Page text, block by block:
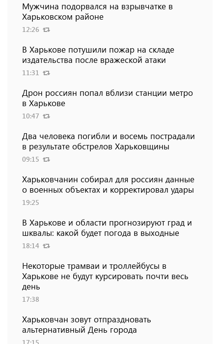
Мужчина подорвался на взрывчатке в
Харьковском районе
12:26
В Харькове потушили пожар на складе
издательства после вражеской атаки
11:31
Дрон россиян попал вблизи станции метро
в Харькове
10:47
Два человека погибли и восемь пострадали
в результате обстрелов Харьковщины
09:15
Харьковчанин собирал для россиян данные
о военных объектах и ​​корректировал удары
19:25
В Харькове и области прогнозируют град и
шквалы: какой будет погода в выходные
18:14
Некоторые трамваи и троллейбусы в
Харькове не будут курсировать почти весь
день
17:38
Харьковчан зовут отпраздновать
альтернативный День города